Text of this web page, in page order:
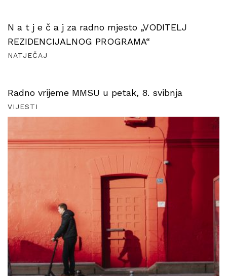
N a t j e č a j za radno mjesto „VODITELJ
REZIDENCIJALNOG PROGRAMA“
NATJEČAJ
Radno vrijeme MMSU u petak, 8. svibnja
VIJESTI